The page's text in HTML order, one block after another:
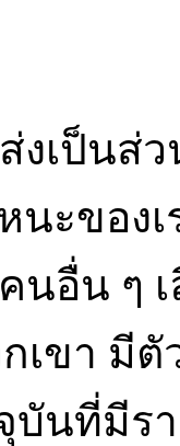
เป็นส่
นะของ
อื่น ๆ
เขา มีตั
บันที่มีร